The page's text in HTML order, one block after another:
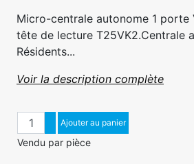
Micro-centrale autonome 1 porte
tête de lecture T25VK2.Centrale
Résidents...
Voir la description complète
QuantitéAugmenter quantité
Diminuer quantité
Ajouter au panier
Vendu par pièce